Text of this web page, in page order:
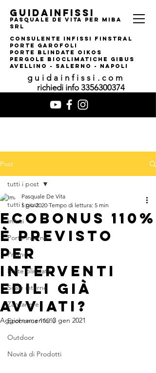
guidainfissi
pasquale de vita per MIBA
srl
consulente infissi finstral
porte garofoli
PORTE BLINDATE OIKOS
pERGOLE bIOCLIMATI CHE gIBUS
AVELLINO - SALERNO - NAPOLI
guidainfissi.com
richiedi info 3356300374
Post
tutti i post
Infissi
Porte interne
Promo
Porte blindate
Scale interne
Zanzariere
Ecobonus 110%
Outdoor
Novità di Prodotti
tutti i post
ECOBONUS 110%
È previsto
per
interventi
edili già
avviati?
Pasquale De Vita
5 giu 2020 Tempo di lettura: 5 min
Aggiornamento:3 gen 2021